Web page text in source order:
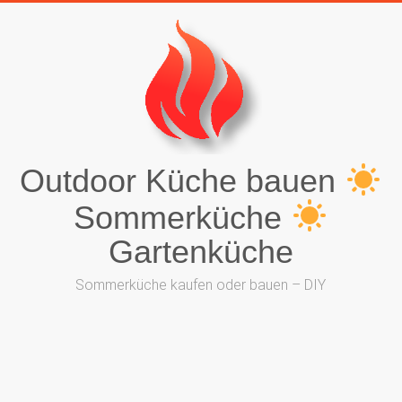
Outdoor Küche bauen
Sommerküche
Gartenküche
Sommerküche kaufen oder bauen – DIY